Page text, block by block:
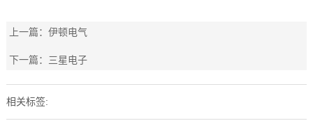
上一篇：伊顿电气
下一篇： 三星电子
相关标签: